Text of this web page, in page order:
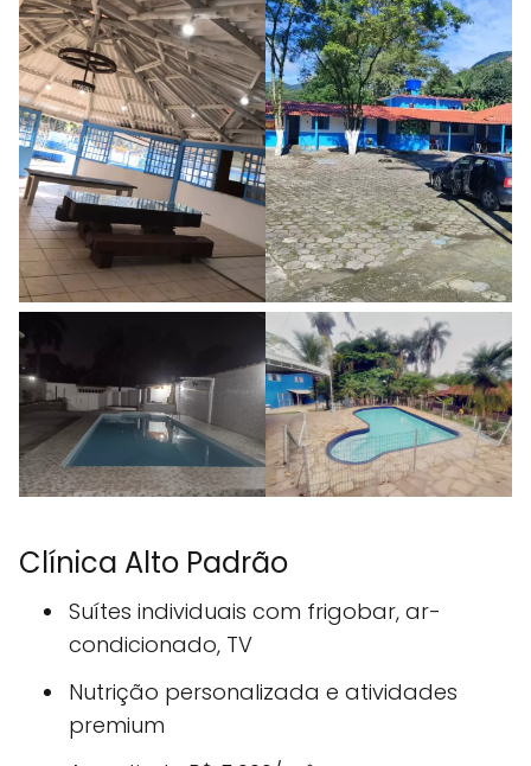
Clínica Alto Padrão
Suítes individuais com frigobar, ar-
condicionado, TV
Nutrição personalizada e atividades
premium